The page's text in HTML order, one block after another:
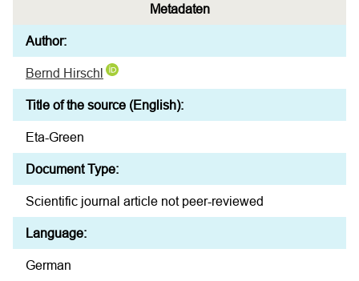
Metadaten
Author:
Bernd Hirschl
Title of the source (English):
Eta-Green
Document Type:
Scientific journal article not peer-reviewed
Language:
German